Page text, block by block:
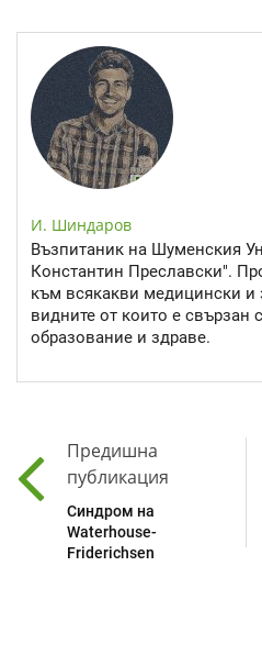
И. Шиндаров
Възпитаник на Шуменския
Константин Преславски".
към всякакви медицински и
видните от които е свързан
образование и здраве.
Предишна
публикация
Синдром на
Waterhouse-
Friderichsen